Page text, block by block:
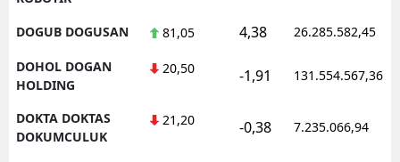
DOGUB DOGUSAN 81,05 4,38 26.285.582,45
DOHOL DOGAN
HOLDING
20,50 -1,91 131.554.567,36
DOKTA DOKTAS
DOKUMCULUK
21,20 -0,38 7.235.066,94